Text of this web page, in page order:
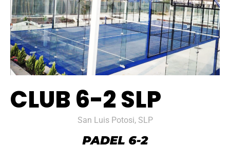
CLUB 6-2 SLP
San Luis Potosi, SLP